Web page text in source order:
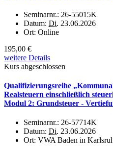
Seminarnr.: 26-55015K
Datum: Di. 23.06.2026
Ort: Online
195,00 €
weitere Details
Kurs abgeschlossen
Qualifizierungsreihe
Realsteuern einschließlich
Modul 2: Grundsteuer -
Seminarnr.: 26-57714K
Datum: Di. 23.06.2026
Ort: VWA Baden in